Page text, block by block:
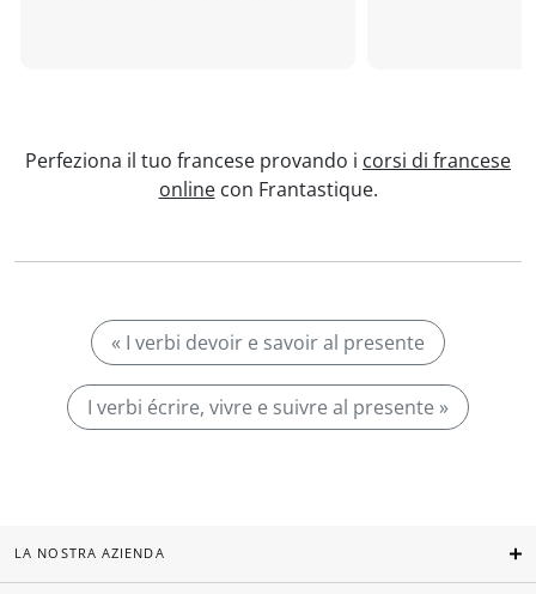
Perfeziona il tuo francese provando i corsi di francese
onlinecon Frantastique.
« I verbi devoir e savoir al presente
I verbi écrire, vivre e suivre al presente »
LA NOSTRA AZIENDA